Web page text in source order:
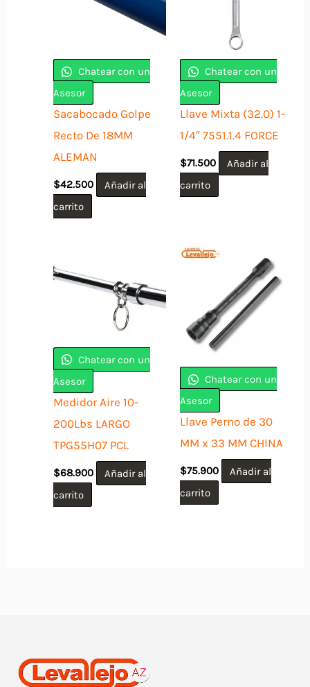
Chatear con un
Asesor
Sacabocado Golpe
Recto De 18MM
ALEMAN
$42.500
Añadir al
carrito
Chatear con un
Asesor
Llave Mixta (32.0) 1-
1/4″ 7551.1.4 FORCE
$71.500
Añadir al
carrito
Chatear con un
Asesor
Medidor Aire 10-
200Lbs LARGO
TPG55H07 PCL
$68.900
Añadir al
carrito
Chatear con un
Asesor
Llave Perno de 30
MM x 33 MM CHINA
$75.900
Añadir al
carrito